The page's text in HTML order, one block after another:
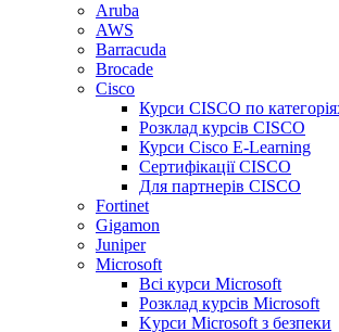
Aruba
AWS
Barracuda
Brocade
Cisco
Курси CISCO по
Розклад курсів CISCO
Курси Cisco E-Learning
Сертифікації CISCO
Для партнерів CISCO
Fortinet
Gigamon
Juniper
Microsoft
Всі курси Microsoft
Розклад курсів Microsoft
Kyрси Microsoft з безпеки